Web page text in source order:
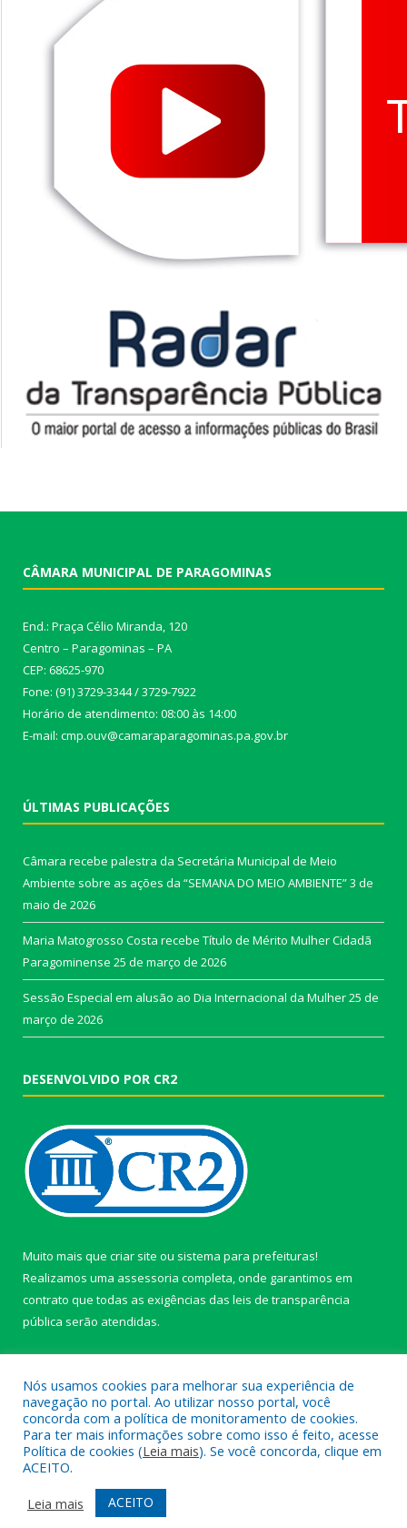
CÂMARA MUNICIPAL DE PARAGOMINAS
End.: Praça Célio Miranda, 120
Centro – Paragominas – PA
CEP: 68625-970
Fone: (91) 3729-3344 / 3729-7922
Horário de atendimento: 08:00 às 14:00
E-mail: cmp.ouv@camaraparagominas.pa.gov.br
ÚLTIMAS PUBLICAÇÕES
Câmara recebe palestra da Secretária Municipal de Meio
Ambiente sobre as ações da “SEMANA DO MEIO AMBIENTE”3 de
maio de 2026
Maria Matogrosso Costa recebe Título de Mérito Mulher Cidadã
Paragominense 25 de março de 2026
Sessão Especial em alusão ao Dia Internacional da Mulher25 de
março de 2026
DESENVOLVIDO POR CR2
Muito mais que criar site ou sistema para prefeituras!
Realizamos uma assessoria completa, onde garantimos em
contrato que todas as exigências das leis de transparência
pública serão atendidas.
Todos os direitos reservados a câmara de Paragominas.
Mapa do Site
Acessar Área Administrativa
Acessar Webmail
Nós usamos cookies para melhorar sua experiência de
navegação no portal. Ao utilizar nosso portal, você
concorda com a política de monitoramento de cookies.
Para ter mais informações sobre como isso é feito, acesse
Política de cookies (Leia mais). Se você concorda, clique em
ACEITO.
Leia mais
ACEITO